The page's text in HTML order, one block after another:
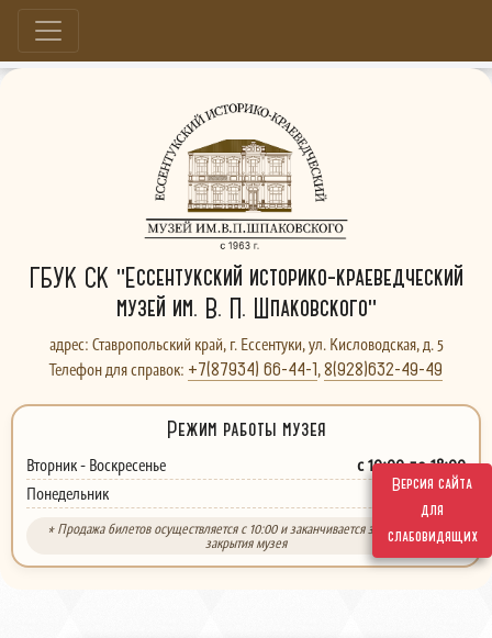
Версия сайта
для
слабовидящих
Больше, чем музей...
ГБУК СК "Ессентукский историко-краеведческий
музей им. В. П. Шпаковского"
адрес: Ставропольский край, г. Ессентуки, ул. Кисловодская, д. 5
Телефон для справок: +7(87934) 66-44-1,8(928)632-49-49
Режим работы музея
Вторник - Воскресенье с 10:00 до 18:00
Понедельник выходной
* Продажа билетов осуществляется с 10:00 и заканчивается за 30 минут до
закрытия музея